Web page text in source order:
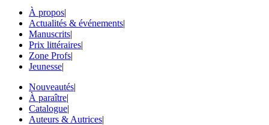
À propos|
Actualités & événements|
Manuscrits|
Prix littéraires|
Zone Profs|
Jeunesse|
Nouveautés|
À paraître|
Catalogue|
Auteurs & Autrices|